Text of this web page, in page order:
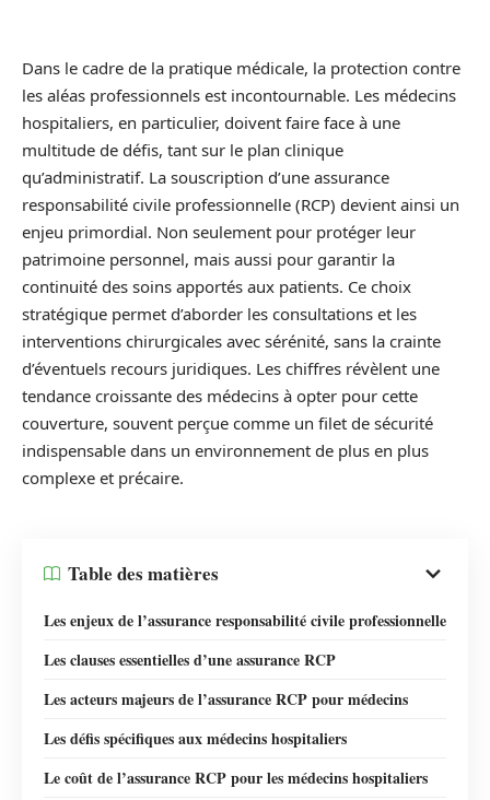
Dans le cadre de la pratique médicale, la protection contre
les aléas professionnels est incontournable. Les médecins
hospitaliers, en particulier, doivent faire face à une
multitude de défis, tant sur le plan clinique
qu’administratif. La souscription d’une assurance
responsabilité civile professionnelle (RCP) devient ainsi un
enjeu primordial. Non seulement pour protéger leur
patrimoine personnel, mais aussi pour garantir la
continuité des soins apportés aux patients. Ce choix
stratégique permet d’aborder les consultations et les
interventions chirurgicales avec sérénité, sans la crainte
d’éventuels recours juridiques. Les chiffres révèlent une
tendance croissante des médecins à opter pour cette
couverture, souvent perçue comme un filet de sécurité
indispensable dans un environnement de plus en plus
complexe et précaire.
Table des matières
Les enjeux de l’assurance responsabilité civile professionnelle
Les clauses essentielles d’une assurance RCP
Les acteurs majeurs de l’assurance RCP pour médecins
Les défis spécifiques aux médecins hospitaliers
Le coût de l’assurance RCP pour les médecins hospitaliers